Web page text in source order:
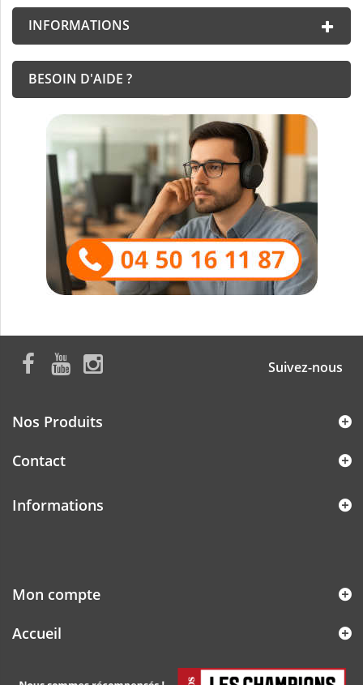
INFORMATIONS
BESOIN D'AIDE ?
Suivez-nous
Nos Produits
Contact
Informations
Mon compte
Accueil